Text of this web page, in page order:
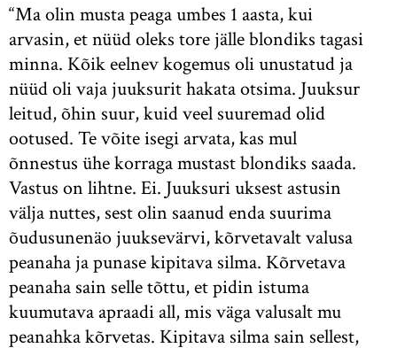
“Ma olin musta peaga umbes 1 aasta, kui
arvasin, et nüüd oleks tore jälle blondiks tagasi
minna. Kõik eelnev kogemus oli unustatud ja
nüüd oli vaja juuksurit hakata otsima. Juuksur
leitud, õhin suur, kuid veel suuremad olid
ootused. Te võite isegi arvata, kas mul
õnnestus ühe korraga mustast blondiks saada.
Vastus on lihtne. Ei. Juuksuri uksest astusin
välja nuttes, sest olin saanud enda suurima
õudusunenäo juuksevärvi, kõrvetavalt valusa
peanaha ja punase kipitava silma. Kõrvetava
peanaha sain selle tõttu, et pidin istuma
kuumutava apraadi all, mis väga valusalt mu
peanahka kõrvetas. Kipitava silma sain sellest,